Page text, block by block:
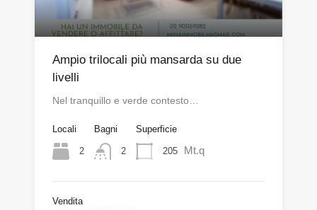
Ampio trilocali più mansarda su due
livelli
Nel tranquillo e verde contesto…
Locali
2
Bagni
2
Superficie
205 Mt.q
Vendita